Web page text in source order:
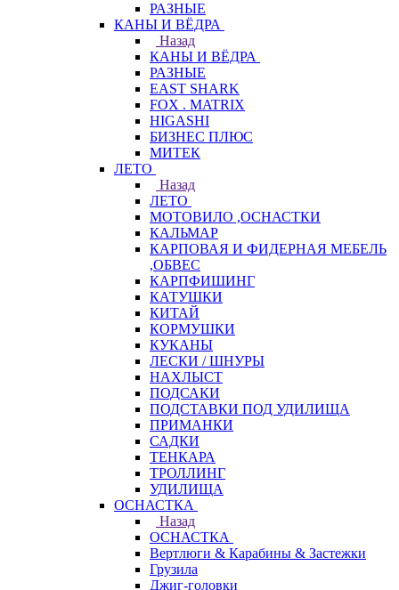
РАЗНЫЕ
КАНЫ И ВЁДРА
Назад
КАНЫ И ВЁДРА
РАЗНЫЕ
EAST SHARK
FOX . MATRIX
HIGASHI
БИЗНЕС ПЛЮС
МИТЕК
ЛЕТО
Назад
ЛЕТО
МОТОВИЛО ,ОСНАСТКИ
КАЛЬМАР
КАРПОВАЯ И ФИДЕРНАЯ МЕБЕЛЬ
,ОБВЕС
КАРПФИШИНГ
КАТУШКИ
КИТАЙ
КОРМУШКИ
КУКАНЫ
ЛЕСКИ / ШНУРЫ
НАХЛЫСТ
ПОДСАКИ
ПОДСТАВКИ ПОД УДИЛИЩА
ПРИМАНКИ
САДКИ
ТЕНКАРА
ТРОЛЛИНГ
УДИЛИЩА
ОСНАСТКА
Назад
ОСНАСТКА
Вертлюги & Карабины & Застежки
Грузила
Джиг-головки